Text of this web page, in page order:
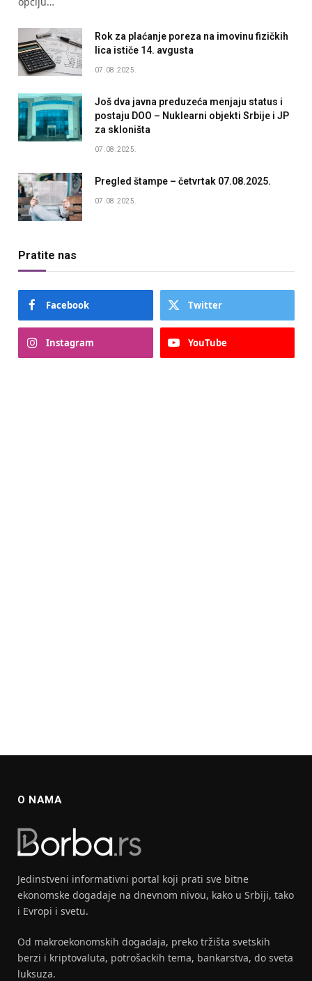
Rok za plaćanje poreza na imovinu fizičkih
lica ističe 14. avgusta
07.08.2025.
Još dva javna preduzeća menjaju status i
postaju DOO – Nuklearni objekti Srbije i JP
za skloništa
07.08.2025.
Pregled štampe – četvrtak 07.08.2025.
07.08.2025.
Pratite nas
Facebook Twitter
Instagram YouTube
O NAMA
Jedinstveni informativni portal koji prati sve bitne
ekonomske dogadaje na dnevnom nivou, kako u Srbiji, tako
i Evropi i svetu.
Od makroekonomskih dogadaja, preko tržišta svetskih
berzi i kriptovaluta, potrošackih tema, bankarstva, do sveta
luksuza.